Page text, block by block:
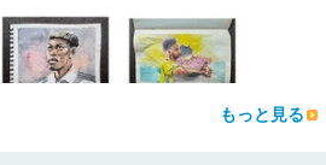
もっと見る